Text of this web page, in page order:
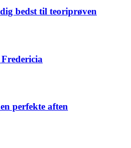
bedst til teoriprøven
perfekte aften